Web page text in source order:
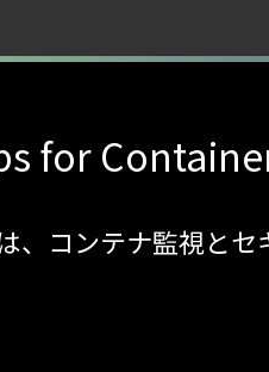
for
、コンテナ監視とセ